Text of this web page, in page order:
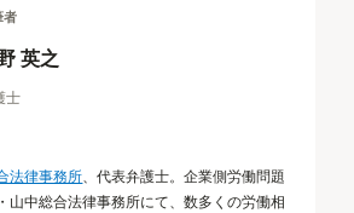
者
英之
士
法律事務所 、代表弁護士。企業側労働問題
山中総合法律事務所にて、数多くの労働相